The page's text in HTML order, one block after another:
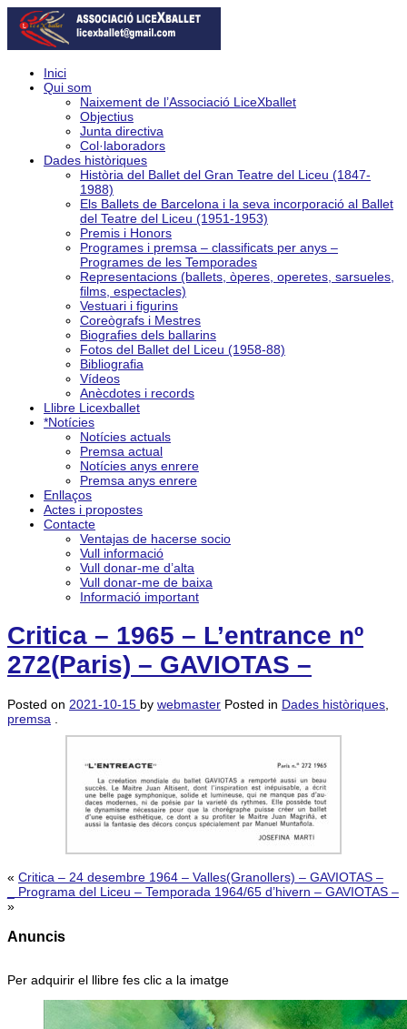
Inici
Qui som
Naixement de l’Associació LiceXballet
Objectius
Junta directiva
Col·laboradors
Dades històriques
Història del Ballet del Gran Teatre del Liceu (1847-
1988)
Els Ballets de Barcelona i la seva incorporació al Ballet
del Teatre del Liceu (1951-1953)
Premis i Honors
Programes i premsa – classificats per anys –
Programes de les Temporades
Representacions (ballets, òperes, operetes, sarsueles,
films, espectacles)
Vestuari i figurins
Coreògrafs i Mestres
Biografies dels ballarins
Fotos del Ballet del Liceu (1958-88)
Bibliografia
Vídeos
Anècdotes i records
Llibre Licexballet
*Notícies
Notícies actuals
Premsa actual
Notícies anys enrere
Premsa anys enrere
Enllaços
Actes i propostes
Contacte
Ventajas de hacerse socio
Vull informació
Vull donar-me d’alta
Vull donar-me de baixa
Informació important
Critica – 1965 – L’entrance nº
272(Paris) – GAVIOTAS –
Posted on 2021-10-15 by webmaster Posted in Dades històriques
premsa
« Critica – 24 desembre 1964 – Valles(Granollers) – GAVIOTAS –
_ Programa del Liceu – Temporada 1964/65 d’hivern – GAVIOTAS –
»
Anuncis
Per adquirir el llibre fes clic a la imatge